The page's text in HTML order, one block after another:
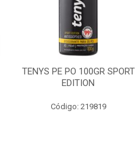
TENYS PE PO 100GR SPORT
EDITION
Código: 219819